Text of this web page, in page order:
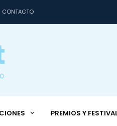
CONTACTO
PREMIOS Y